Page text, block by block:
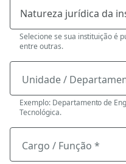
Selecione se sua instituição é
entre outras.
Unidade /
Exemplo: Departamento de
Tecnológica.
Cargo / Função *